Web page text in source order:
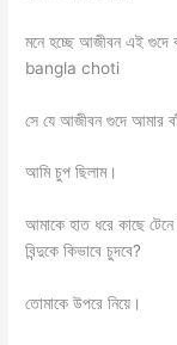
মনে হচ্ছে আজীবন এই
bangla choti
সে যে আজীবন গুদে আমার
আমি চুপ ছিলাম।
আমাকে হাত ধরে কাছে
বিন্দুকে কিভাবে চুদবে?
তোমাকে উপরে নিয়ে।